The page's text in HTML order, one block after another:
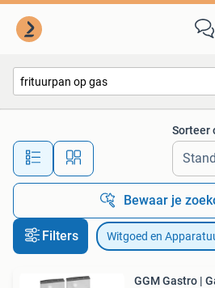
Alle afstanden…
Sorteer
Bewaar je
Filters Witgoed en
GGM Gastro |